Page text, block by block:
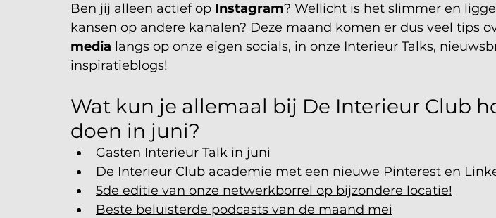
Ben jij alleen actief op Instagram? Wellicht is het slimmer en
kansen op andere kanalen? Deze maand komen er dus veel tips
media langs op onze eigen socials, in onze Interieur Talks,
inspiratieblogs!
Wat kun je allemaal bij De Interieur Club
doen in juni?
Gasten Interieur Talk in juni
De Interieur Club academie met een nieuwe Pinterest en
5de editie van onze netwerkborrel op bijzondere locatie!
Beste beluisterde podcasts van de maand mei